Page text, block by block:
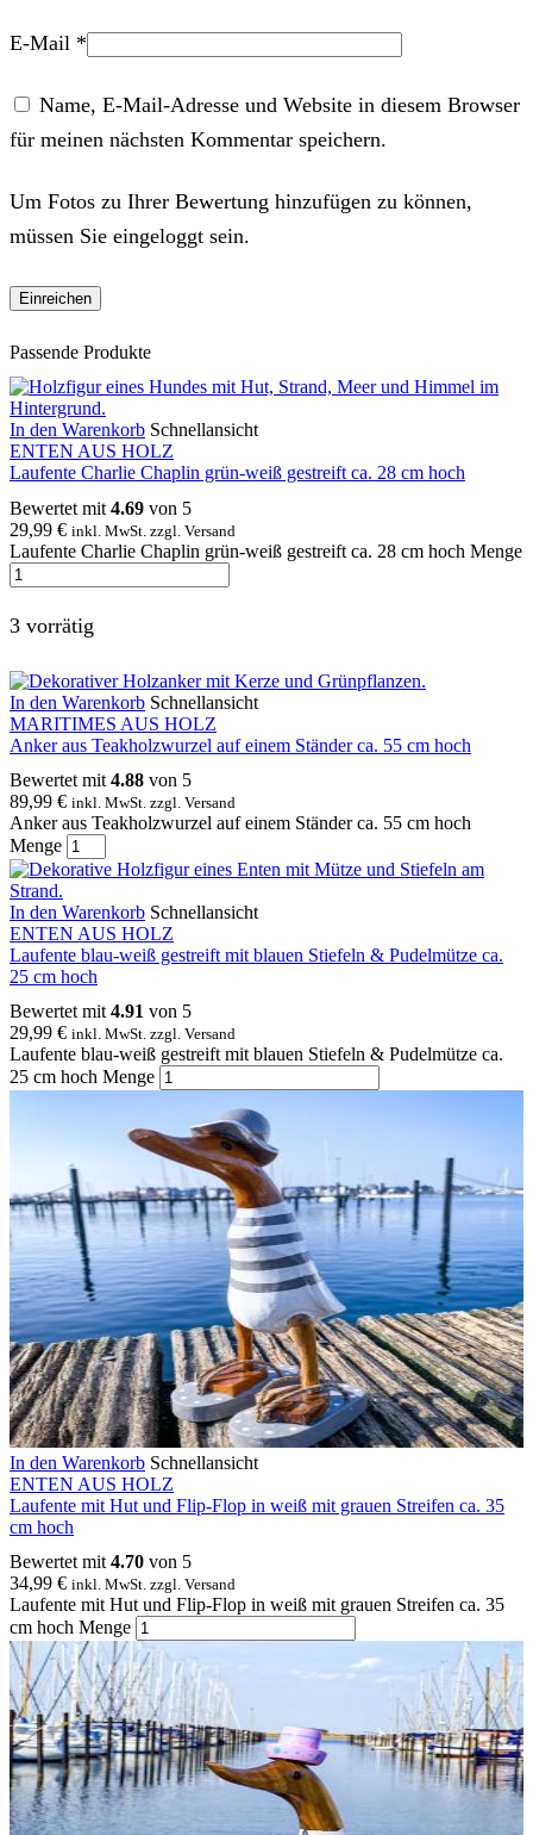
E-Mail *
Name, E-Mail-Adresse und Website in diesem Browser
für meinen nächsten Kommentar speichern.
Um Fotos zu Ihrer Bewertung hinzufügen zu können,
müssen Sie eingeloggt sein.
Passende Produkte
In den Warenkorb Schnellansicht
ENTEN AUS HOLZ
Laufente Charlie Chaplin grün-weiß gestreift ca. 28 cm hoch
Bewertet mit 4.69 von 5
29,99 € inkl. MwSt. zzgl. Versand
Laufente Charlie Chaplin grün-weiß gestreift ca. 28 cm hoch Menge
3 vorrätig
In den Warenkorb Schnellansicht
MARITIMES AUS HOLZ
Anker aus Teakholzwurzel auf einem Ständer ca. 55 cm hoch
Bewertet mit 4.88 von 5
89,99 € inkl. MwSt. zzgl. Versand
Anker aus Teakholzwurzel auf einem Ständer ca. 55 cm hoch
Menge
In den Warenkorb Schnellansicht
ENTEN AUS HOLZ
Laufente blau-weiß gestreift mit blauen Stiefeln & Pudelmütze ca.
25 cm hoch
Bewertet mit 4.91 von 5
29,99 € inkl. MwSt. zzgl. Versand
Laufente blau-weiß gestreift mit blauen Stiefeln & Pudelmütze ca.
25 cm hoch Menge
In den Warenkorb Schnellansicht
ENTEN AUS HOLZ
Laufente mit Hut und Flip-Flop in weiß mit grauen Streifen ca. 35
cm hoch
Bewertet mit 4.70 von 5
34,99 € inkl. MwSt. zzgl. Versand
Laufente mit Hut und Flip-Flop in weiß mit grauen Streifen ca. 35
cm hoch Menge